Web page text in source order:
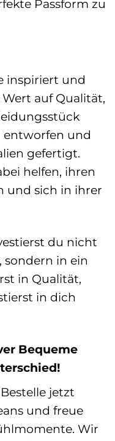
Passform zu
inspiriert und
auf Qualität,
entworfen und
gefertigt.
helfen, ihren
und sich in ihrer
du nicht
in ein
in Qualität,
in dich
Bequeme
jetzt
und freue
Wir